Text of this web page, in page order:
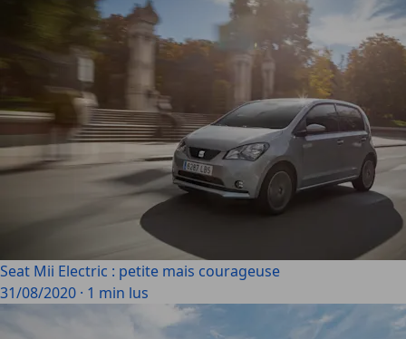
Seat Mii Electric : petite mais courageuse
31/08/2020 · 1 min lus